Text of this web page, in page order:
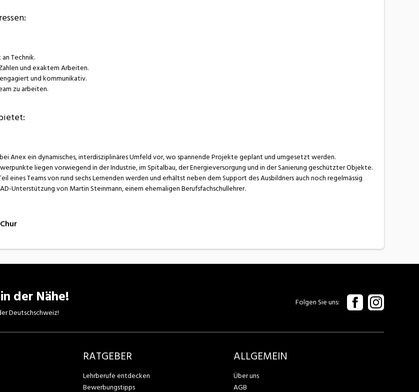
Technik.
und exaktem Arbeiten.
und kommunikativ.
zu arbeiten.
Anex ein dynamisches, interdisziplinäres Umfeld vor, wo spannende Projekte geplant und umgesetzt werden.
liegen vorwiegend in der Industrie, im Spitalbau, der Energieversorgung und in der Sanierung geschützter Objekte.
eines Teams von rund sechs Lernenden werden und erhältst neben dem Support des Ausbildners auch noch regelmässig
Unterstützung von Martin Steinmann, einem ehemaligen Berufsfachschullehrer.
Chur
der Nähe!
Deutschschweiz!
Folgen Sie uns
RATGEBER
Lehrberufe entdecken
Bewerbungstipps
ALLGEMEIN
Über uns
AGB